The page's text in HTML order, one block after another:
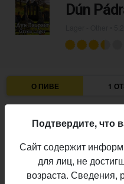
Dún
О ПИВЕ 1
Пивоварня:
Алкоголь:
5,2%
Горечь:
14 IBU
Начало
Подтвердите, что
Сайт содержит
для лиц, не
возраста. Сведения,